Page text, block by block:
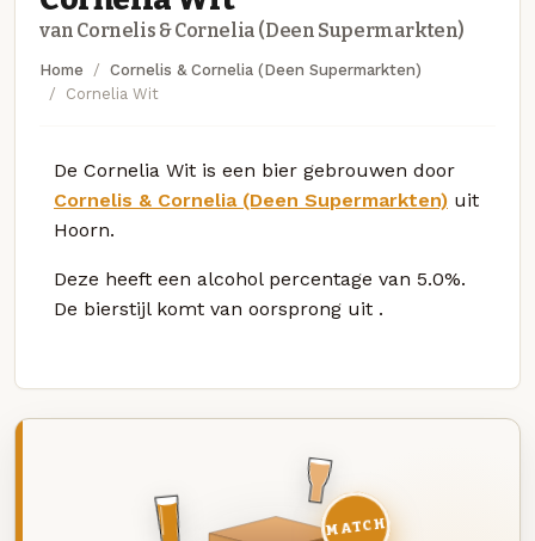
van Cornelis & Cornelia (Deen Supermarkten)
Home
Cornelis & Cornelia (Deen Supermarkten)
Cornelia Wit
De Cornelia Wit is een bier gebrouwen door
Cornelis & Cornelia (Deen Supermarkten) uit
Hoorn.
Deze heeft een alcohol percentage van 5.0%.
De bierstijl komt van oorsprong uit .
MATCH